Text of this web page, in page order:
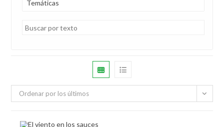
Temáticas
Ordenar por los últimos